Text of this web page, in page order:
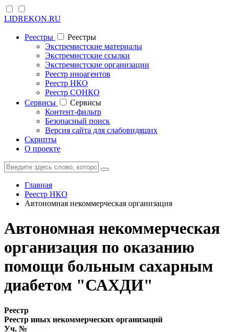
LIDREKON.RU
Реестры
Реестры
Экстремистские материалы
Экстремистские ссылки
Экстремистские организации
Реестр иноагентов
Реестр НКО
Реестр СОНКО
Cервисы
Cервисы
Контент-фильтр
Безопасный поиск
Версия сайта для слабовидящих
Скрипты
О проекте
Главная
Реестр НКО
Автономная некоммерческая организация
Автономная некоммерческая
организация по оказанию
помощи больным сахарным
диабетом "САХДИ"
Реестр
Реестр иных некоммерческих организаций
Уч. №